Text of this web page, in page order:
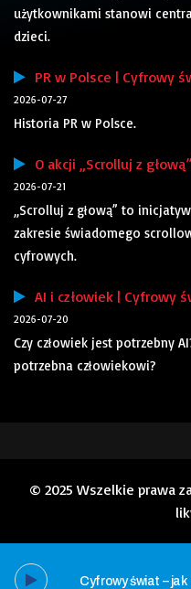
użytkownikami stanowi
dzieci.
PR w Polsce | Cyfrowy
2026-07-27
Historia PR w Polsce.
O akcji „Scrolluj z
2026-07-21
„Scrolluj z głową” to
zakresie świadomego
cyfrowych.
AI i człowiek | Cyfrowy
2026-07-20
Czy człowiek jest potrzebny
potrzebna człowiekowi?
© 2025 Wszelkie prawa